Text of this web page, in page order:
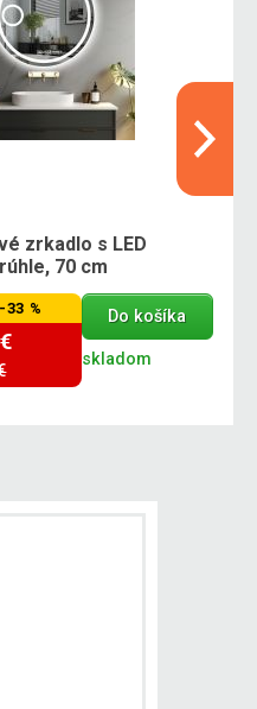
zrkadlo s LED
70 cm
33 % Do košíka
skladom